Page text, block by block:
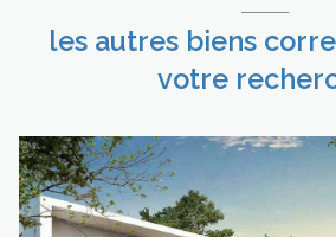
les autres biens
votre